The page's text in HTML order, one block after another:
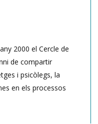
2000 el Cercle de
de compartir
i psicòlegs, la
en els processos